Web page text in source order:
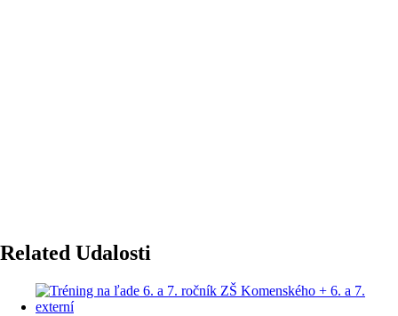
Related Udalosti